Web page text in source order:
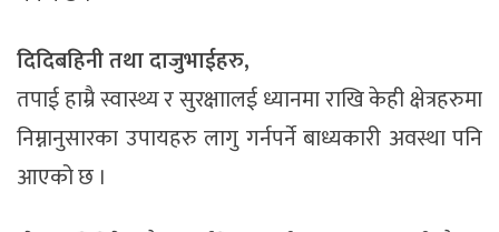
दिदिबहिनी तथा दाजुभाईहरु,
तपाई हाम्रै स्वास्थ्य र सुरक्षाालई ध्यानमा राखि केही क्षेत्रहरुमा
निम्नानुसारका उपायहरु लागु गर्नपर्ने बाध्यकारी अवस्था पनि
आएको छ ।